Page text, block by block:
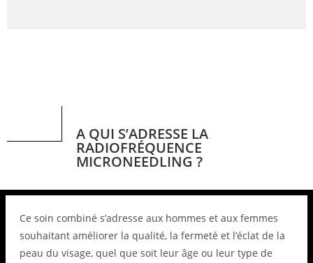
A QUI S’ADRESSE LA
RADIOFRÉQUENCE
MICRONEEDLING ?
Ce soin combiné s’adresse aux hommes et aux femmes
souhaitant améliorer la qualité, la fermeté et l’éclat de la
peau du visage, quel que soit leur âge ou leur type de